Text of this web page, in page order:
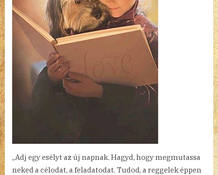
„Adj egy esélyt az új napnak. Hagyd, hogy megmutassa
neked a célodat, a feladatodat. Tudod, a reggelek éppen